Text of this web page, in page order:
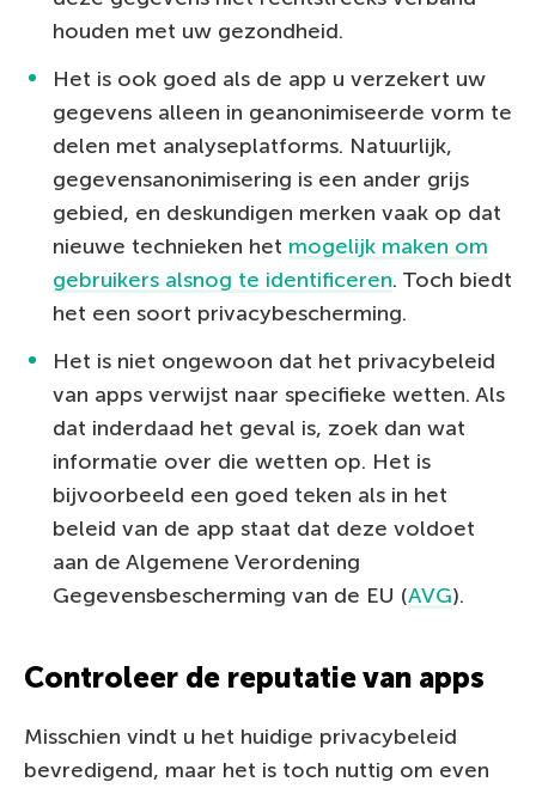
houden met uw gezondheid.
Het is ook goed als de app u verzekert uw
gegevens alleen in geanonimiseerde vorm te
delen met analyseplatforms. Natuurlijk,
gegevensanonimisering is een ander grijs
gebied, en deskundigen merken vaak op dat
nieuwe technieken het mogelijk maken om
gebruikers alsnog te identificeren. Toch biedt
het een soort privacybescherming.
Het is niet ongewoon dat het privacybeleid
van apps verwijst naar specifieke wetten. Als
dat inderdaad het geval is, zoek dan wat
informatie over die wetten op. Het is
bijvoorbeeld een goed teken als in het
beleid van de app staat dat deze voldoet
aan de Algemene Verordening
Gegevensbescherming van de EU (AVG).
Controleer de reputatie van apps
Misschien vindt u het huidige privacybeleid
bevredigend, maar het is toch nuttig om even